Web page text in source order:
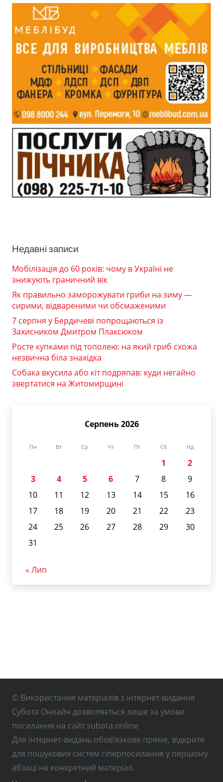
Недавні записи
Мобілізація до 60 років: чому в Україні не
знижують граничний вік
Як правильно заморожувати гриби на зиму —
сирими, відвареними чи обсмаженими
7 серпня у Бердичеві попрощаються із
Захисником Дмитром Плаксюком
Росте купками під тополею: на який гриб схожа
незвична біла знахідка
Собака вкусила або кіт подряпав: куди негайно
звертатися на Житомирщині
Серпень 2026
Пн Вт Ср Чт Пт Сб Нд
1
2
3
4 5 6 7 8
9
10
11 12 13 14 15
16
17
18 19 20 21 22
23
24
25 26 27 28 29
30
31
« Лип
© Використання матеріалів з інтернет-видання
Субота Онлайн дозволяється лише за умови
посилання на сайт subota.online
Для інтернет-видань обов’язкове пряме, відкрите
для пошукових систем гіперпосилання у першому
абзаці на конкретний матеріал.